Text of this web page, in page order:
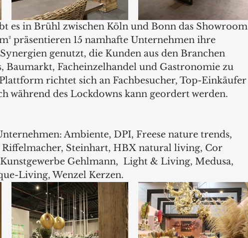
es in Brühl zwischen Köln und Bonn das Showroom
präsentieren 15 namhafte Unternehmen ihre
genutzt, die Kunden aus den Branchen
Baumarkt, Facheinzelhandel und Gastronomie zu
richtet sich an Fachbesucher, Top-Einkäufer
während des Lockdowns kann geordert werden.
Ambiente, DPI, Freese nature trends,
Steinhart, HBX natural living, Cor
Gehlmann,  Light & Living, Medusa,
Living, Wenzel Kerzen.